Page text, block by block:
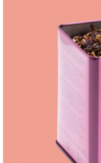
Produsele sunt
Produsele
respectând
Este potrivit
Da, este un